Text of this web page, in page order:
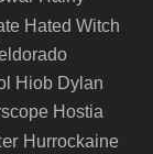
Hated Witch
Hiob Dylan
Hostia
Hurrockaine